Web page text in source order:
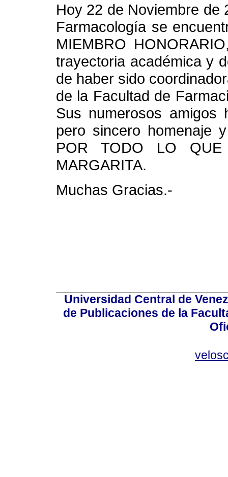
Hoy 22 de Noviembre de
Farmacología se
MIEMBRO
trayectoria académica y
de haber sido
de la Facultad de
Sus numerosos amigos
pero sincero homenaje
POR TODO LO
MARGARITA.
Muchas Gracias.-
Universidad Central de
de Publicaciones de la